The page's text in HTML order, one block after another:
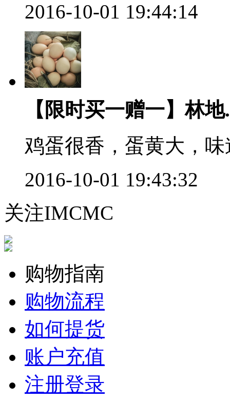
2016-10-01 19:44:14
【限时买一赠一】林地
鸡蛋很香，蛋黄大，
2016-10-01 19:43:32
关注IMCMC
购物指南
购物流程
如何提货
账户充值
注册登录